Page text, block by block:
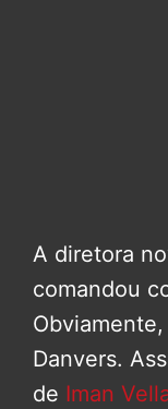
A diretora
comandou
Obviamente,
Danvers.
de Iman